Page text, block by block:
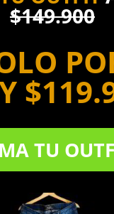
$149.900
TU